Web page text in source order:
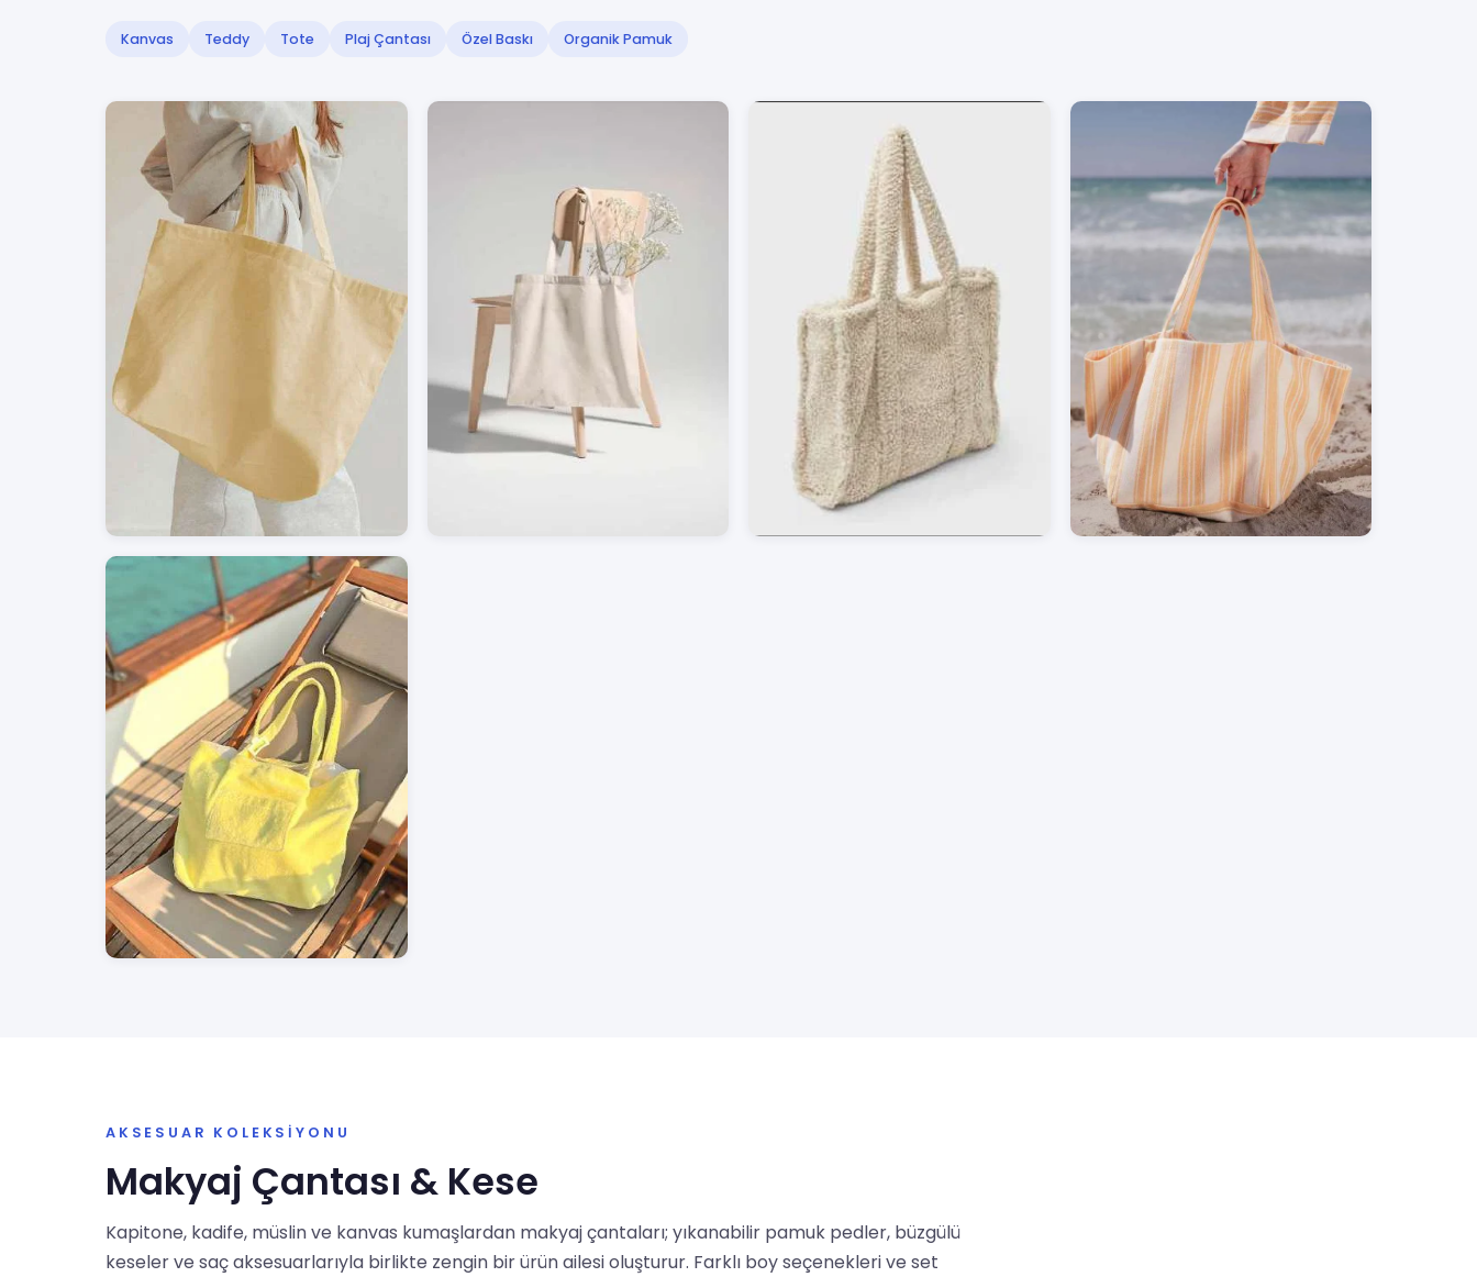
Kanvas Teddy Tote Plaj Çantası Özel Baskı Organik Pamuk
AKSESUAR KOLEKSIYONU
Makyaj Çantası & Kese
Kapitone, kadife, müslin ve kanvas kumaşlardan makyaj çantaları; yıkanabilir pamuk pedler, büzgülü
keseler ve saç aksesuarlarıyla birlikte zengin bir ürün ailesi oluşturur. Farklı boy seçenekleri ve set